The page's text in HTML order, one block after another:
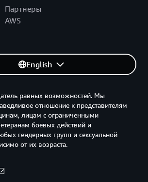
Партнеры
AWS
English
равных возможностей. Мы
отношение к представителям
лицам с ограниченными
боевых действий и
гендерных групп и сексуальной
от их возраста.